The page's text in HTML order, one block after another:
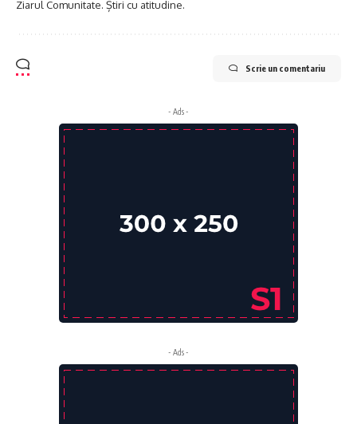
Ziarul Comunitate. Știri cu atitudine.
Scrie un comentariu
- Ads -
- Ads -